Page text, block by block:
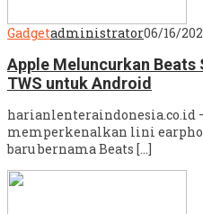
Gadgetadministrator06/16/
Apple Meluncurkan Beats
TWS untuk Android
harianlenteraindonesia.co.id
memperkenalkan lini
baru bernama Beats […]